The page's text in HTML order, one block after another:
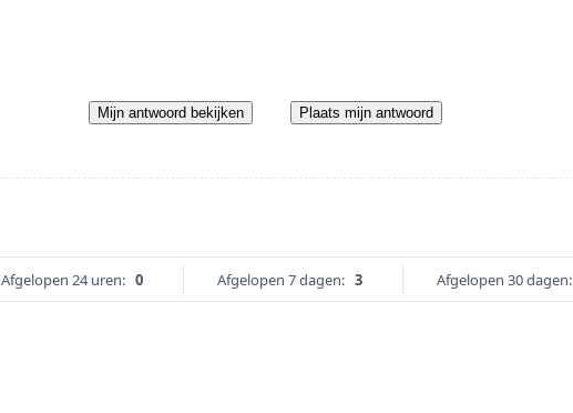
Mijn antwoord bekijken Plaats mijn antwoord
Afgelopen 24 uren: 0 Afgelopen 7 dagen: 3 Afgelopen 30 dagen: